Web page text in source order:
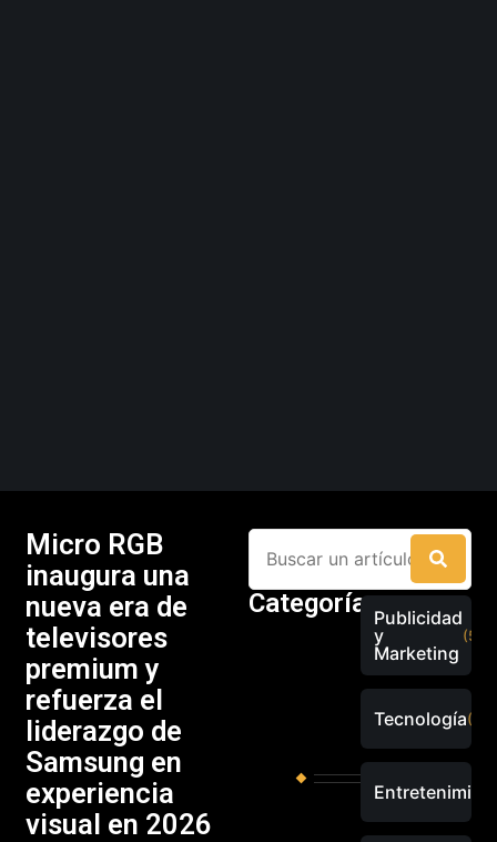
Micro RGB
inaugura una
nueva era de
televisores
premium y
refuerza el
liderazgo de
Samsung en
experiencia
visual en 2026
CategoríasPublicidad
y
Marketing
Tecnología